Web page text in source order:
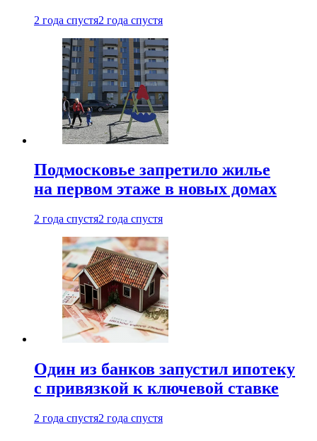
2 года спустя2 года спустя
Подмосковье запретило жилье
на первом этаже в новых домах
2 года спустя2 года спустя
Один из банков запустил ипотеку
с привязкой к ключевой ставке
2 года спустя2 года спустя